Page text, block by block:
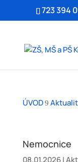
Skip to content723 394
ÚVOD 9
Nemocnice
08.01.2026|